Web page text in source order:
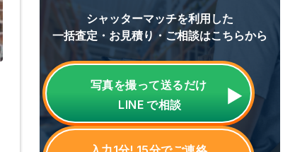
シャッターマッチを利用した
一括査定・お見積り・ご相談はこちらから
写真を撮って送るだけ
LINE で相談